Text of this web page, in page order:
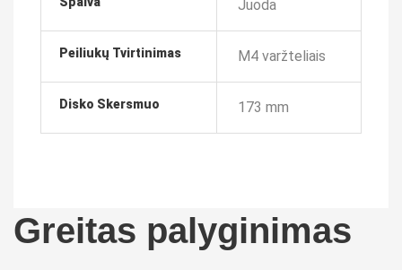
Juoda
Peiliukų Tvirtinimas M4 varžteliais
Disko Skersmuo 173 mm
Greitas palyginimas